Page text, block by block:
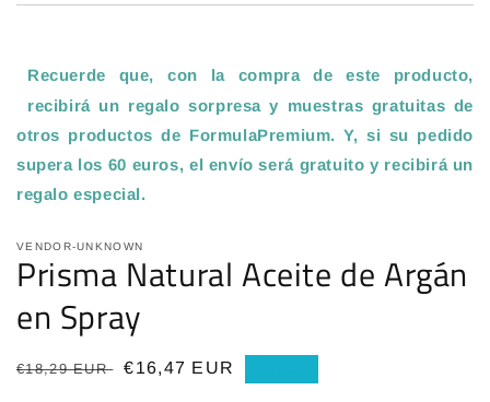
Recuerde que, con la compra de este producto,
recibirá un regalo sorpresa y muestras gratuitas de
otros productos de FormulaPremium. Y, si su pedido
supera los 60 euros, el envío será gratuito y recibirá un
regalo especial.
VENDOR-UNKNOWN
Prisma Natural Aceite de Argán
en Spray
Precio
€18,29 EUR
Precio
€16,47 EUR